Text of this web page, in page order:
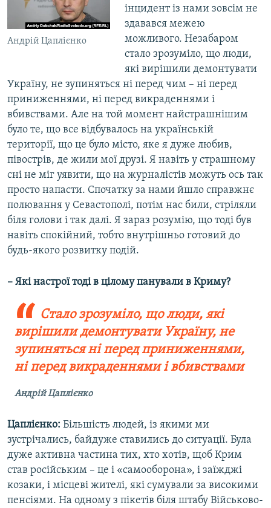
Андрій Цаплієнко
інцидент із нами зовсім не
здавався межею
можливого. Незабаром
стало зрозуміло, що люди,
які вирішили демонтувати
Україну, не зупиняться ні перед чим – ні перед
приниженнями, ні перед викраденнями і
вбивствами. Але на той момент найстрашнішим
було те, що все відбувалось на українській
території, що це було місто, яке я дуже любив,
півострів, де жили мої друзі. Я навіть у страшному
сні не міг уявити, що на журналістів можуть ось так
просто напасти. Спочатку за нами йшло справжнє
полювання у Севастополі, потім нас били, стріляли
біля голови і так далі. Я зараз розумію, що тоді був
навіть спокійний, тобто внутрішньо готовий до
будь-якого розвитку подій.
– Які настрої тоді в цілому панували в Криму?
Стало зрозуміло, що люди, які
вирішили демонтувати Україну, не
зупиняться ні перед приниженнями,
ні перед викраденнями і вбивствами
Андрій Цаплієнко
Цаплієнко: Більшість людей, із якими ми
зустрічались, байдуже ставились до ситуації. Була
дуже активна частина тих, хто хотів, щоб Крим
став російським – це і «самооборона», і заїжджі
козаки, і місцеві жителі, які сумували за високими
пенсіями. На одному з пікетів біля штабу Військово-